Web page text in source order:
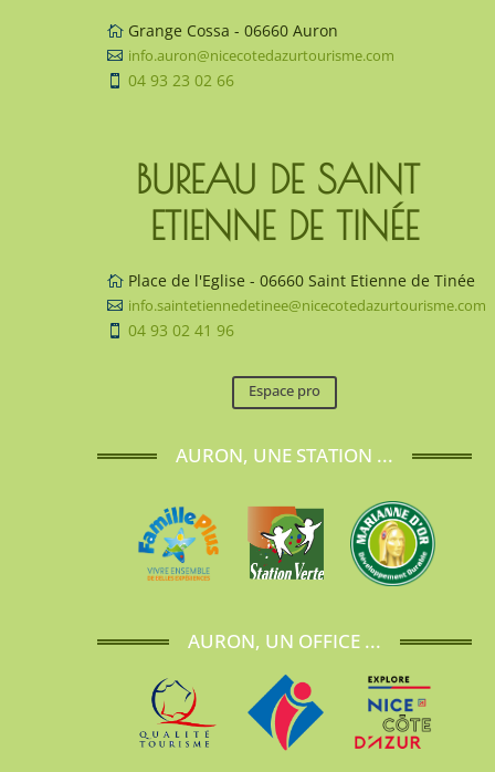
 Grange Cossa - 06660 Auron
 info.auron@nicecotedazurtourisme.com
 04 93 23 02 66
BUREAU DE SAINT
ETIENNE DE TINÉE
 Place de l'Eglise - 06660 Saint Etienne de Tinée
 info.saintetiennedetinee@nicecotedazurtourisme.com
 04 93 02 41 96
Espace pro
AURON, UNE STATION ...
AURON, UN OFFICE ...